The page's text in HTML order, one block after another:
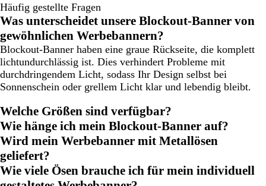
Häufig gestellte Fragen
Was unterscheidet unsere Blockout-Banner von
gewöhnlichen Werbebannern?
Blockout-Banner haben eine graue Rückseite, die komplett
lichtundurchlässig ist. Dies verhindert Probleme mit
durchdringendem Licht, sodass Ihr Design selbst bei
Sonnenschein oder grellem Licht klar und lebendig bleibt.
Welche Größen sind verfügbar?
Wie hänge ich mein Blockout-Banner auf?
Wird mein Werbebanner mit Metallösen
geliefert?
Wie viele Ösen brauche ich für mein individuell